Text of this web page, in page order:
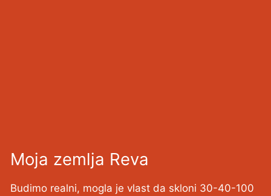
Moja zemlja Reva
Budimo realni, mogla je vlast da skloni 30-40-100